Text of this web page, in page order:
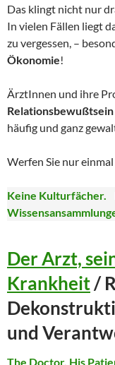
Das klingt nicht nur
In vielen Fällen liegt
zu vergessen, –
Ökonomie!
ÄrztInnen und ihre
Relationsbewußtsein
häufig und ganz
Werfen Sie nur
Keine
Der Arzt,
Krankheit/
und
The Doctor, His